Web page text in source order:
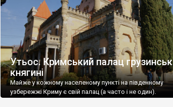
Утьос. Кримський палац
княгині
Майже у кожному населеному пункті на південному
узбережжі Криму є свій палац (а часто і не один).